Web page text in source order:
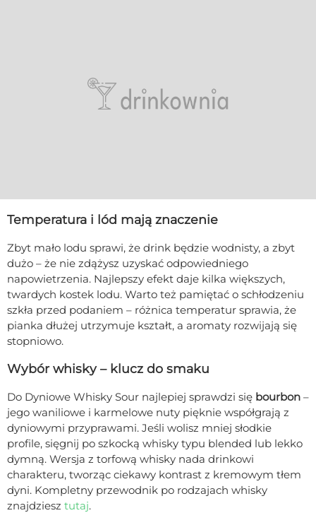
Temperatura i lód mają znaczenie
Zbyt mało lodu sprawi, że drink będzie wodnisty, a zbyt
dużo – że nie zdążysz uzyskać odpowiedniego
napowietrzenia. Najlepszy efekt daje kilka większych,
twardych kostek lodu. Warto też pamiętać o schłodzeniu
szkła przed podaniem – różnica temperatur sprawia, że
pianka dłużej utrzymuje kształt, a aromaty rozwijają się
stopniowo.
Wybór whisky – klucz do smaku
Do Dyniowe Whisky Sour najlepiej sprawdzi się bourbon –
jego waniliowe i karmelowe nuty pięknie współgrają z
dyniowymi przyprawami. Jeśli wolisz mniej słodkie
profile, sięgnij po szkocką whisky typu blended lub lekko
dymną. Wersja z torfową whisky nada drinkowi
charakteru, tworząc ciekawy kontrast z kremowym tłem
dyni. Kompletny przewodnik po rodzajach whisky
znajdziesz tutaj.